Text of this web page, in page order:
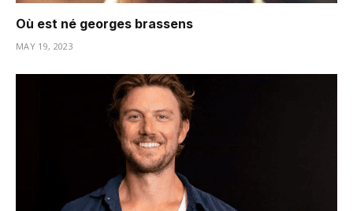
Où est né georges brassens
MAY 19, 2023